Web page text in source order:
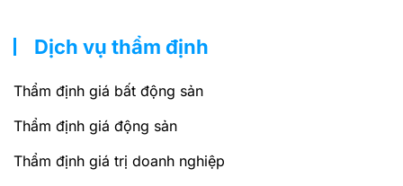
Dịch vụ thẩm định
Thẩm định giá bất động sản
Thẩm định giá động sản
Thẩm định giá trị doanh nghiệp